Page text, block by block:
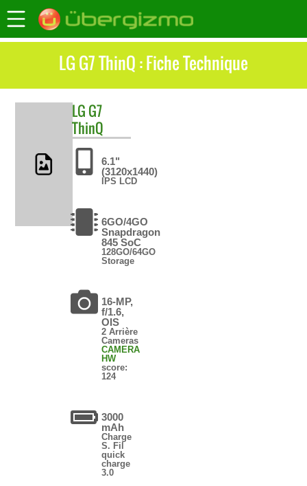
LG G7 ThinQ : Fiche Technique
LG G7
ThinQ
6.1"
(3120x1440)
IPS LCD
6GO/4GO
Snapdragon
845 SoC
128GO/64GO
Storage
16-MP,
f/1.6,
OIS
2 Arrière
Cameras
CAMERA
HW
score:
124
3000
mAh
Charge
S. Fil
quick
charge
3.0